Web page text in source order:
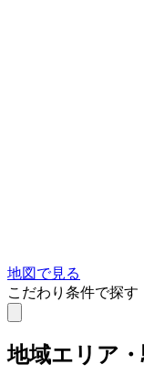
地図で見る
こだわり条件で探す
地域エリア